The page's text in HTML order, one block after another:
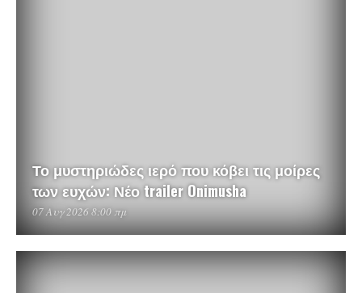
Το μυστηριώδες ιερό που κόβει τις μοίρες
των ευχών: Νέο trailer Onimusha
07 Αυγ 2026 8:00 πμ